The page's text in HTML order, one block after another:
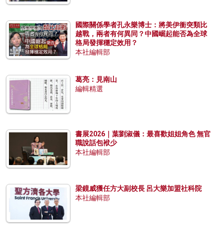
國際關係學者孔永樂博士：將美伊衝突類比
越戰，兩者有何異同？中國崛起能否為全球
格局發揮穩定效用？
本社編輯部
葛亮：見南山
編輯精選
書展2026｜葉劉淑儀：最喜歡姐姐角色 無官
職說話包袱少
本社編輯部
梁鏡威獲任方大副校長 呂大樂加盟社科院
本社編輯部